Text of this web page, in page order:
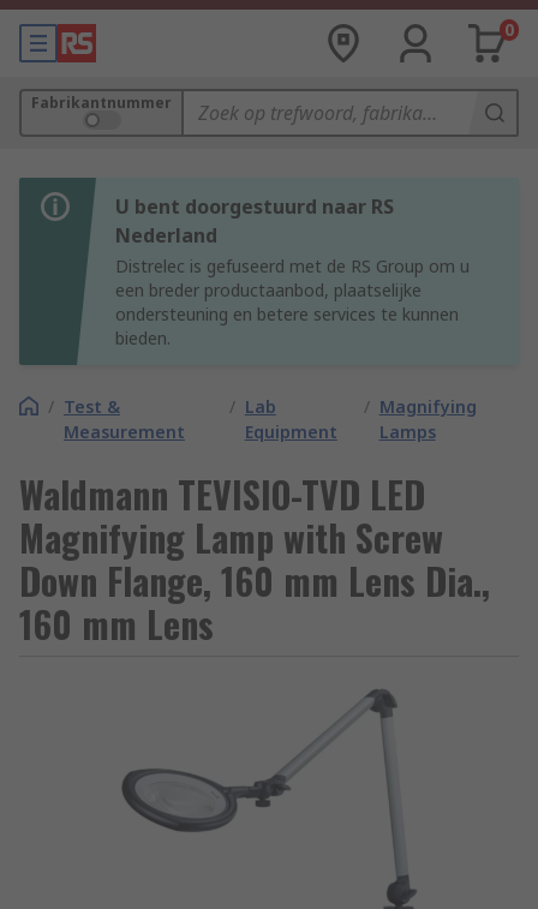
0
Fabrikantnummer
U bent doorgestuurd naar RS
Nederland
Distrelec is gefuseerd met de RS Group om u
een breder productaanbod, plaatselijke
ondersteuning en betere services te kunnen
bieden.
/ Test &
Measurement
/ Lab
Equipment
/ Magnifying
Lamps
Waldmann TEVISIO-TVD LED
Magnifying Lamp with Screw
Down Flange, 160 mm Lens Dia.,
160 mm Lens